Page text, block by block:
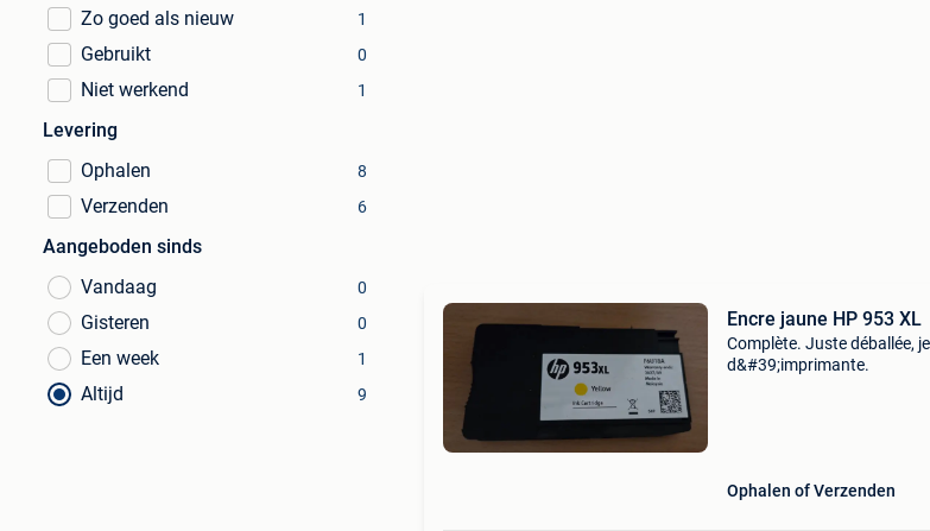
Zo goed als nieuw 1
Gebruikt 0
Niet werkend 1
Levering
Ophalen
8
Verzenden 6
Aangeboden sinds
Vandaag
0
Gisteren 0
Een week 1
Altijd 9
Encre jaune HP 953 XL
Complète. Juste déballée,
d&#39;imprimante.
Ophalen of Verzenden